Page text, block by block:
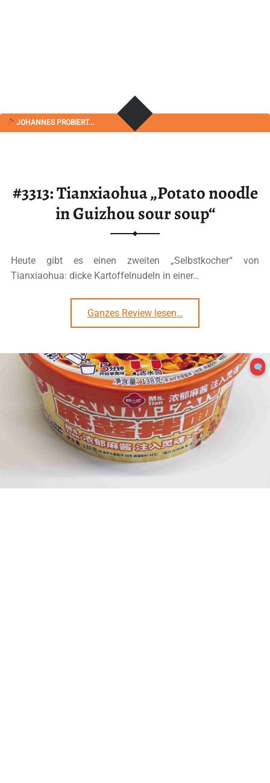
JOHANNES PROBIERT...
#3313: Tianxiaohua „Potato noodle
in Guizhou sour soup“
Heute gibt es einen zweiten „Selbstkocher“ von
Tianxiaohua: dicke Kartoffelnudeln in einer…
Ganzes Review lesen“#3313: Tianxiaohua „Potato noodle in Guizhou sour soup“”
…
0